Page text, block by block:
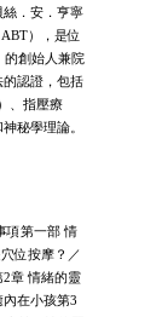
．安．亨寧
），是位
的創始人兼院
認證，包括
、指壓療
秘學理論。
項第一部 情
位按摩？／
章 情緒的靈
在小孩第3